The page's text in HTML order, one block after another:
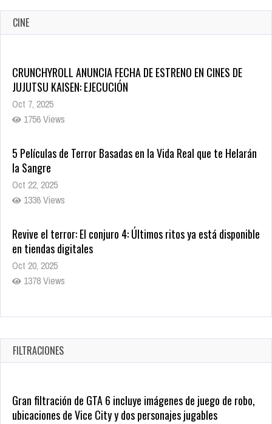
CINE
CRUNCHYROLL ANUNCIA FECHA DE ESTRENO EN CINES DE
JUJUTSU KAISEN: EJECUCIÓN
Oct 7, 2025
1756 Views
5 Películas de Terror Basadas en la Vida Real que te Helarán
la Sangre
Oct 22, 2025
1336 Views
Revive el terror: El conjuro 4: Últimos ritos ya está disponible
en tiendas digitales
Oct 20, 2025
1378 Views
Warner Bros. lleva a las tiendas digitales su racha de
Oct 17, 2025
1434 Views
FILTRACIONES
Gran filtración de GTA 6 incluye imágenes de juego de robo,
ubicaciones de Vice City y dos personajes jugables